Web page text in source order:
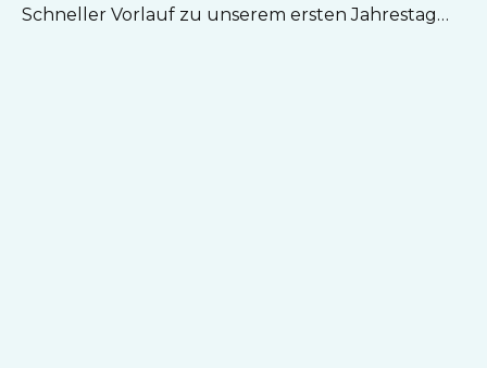
Schneller Vorlauf zu unserem ersten Jahrestag…